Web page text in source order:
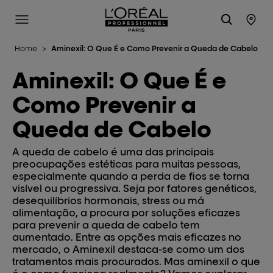
L'Oréal Professionnel Paris
Site Menu
Home > Aminexil: O Que É e Como Prevenir a Queda de Cabelo
Aminexil: O Que É e
Como Prevenir a
Queda de Cabelo
A queda de cabelo é uma das principais
preocupações estéticas para muitas pessoas,
especialmente quando a perda de fios se torna
visível ou progressiva. Seja por fatores genéticos,
desequilíbrios hormonais, stress ou má
alimentação, a procura por soluções eficazes
para prevenir a queda de cabelo tem
aumentado. Entre as opções mais eficazes no
mercado, o Aminexil destaca-se como um dos
tratamentos mais procurados. Mas aminexil o que